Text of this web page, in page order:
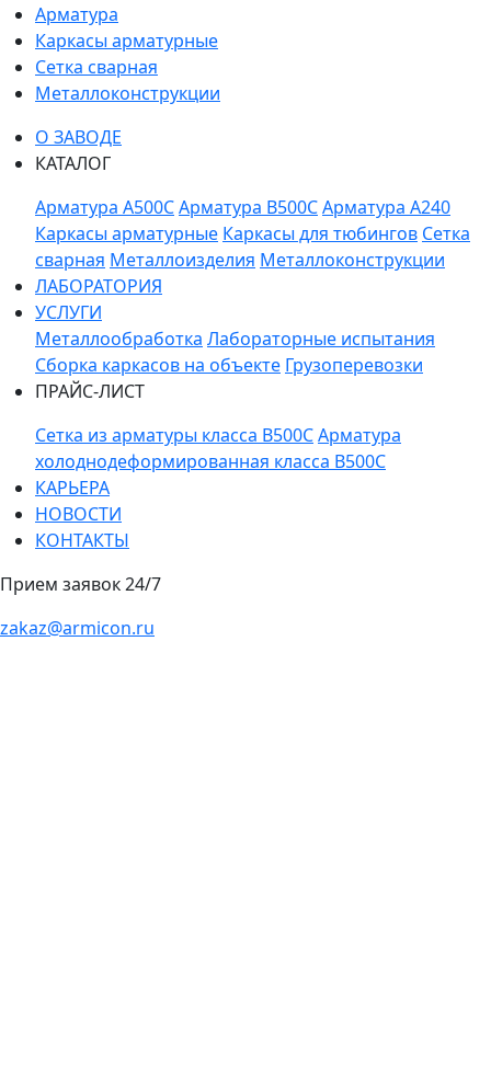
Арматура
Каркасы арматурные
Сетка сварная
Металлоконструкции
О ЗАВОДЕ
КАТАЛОГ
Арматура A500CАрматура B500CАрматура A240
Каркасы арматурные Каркасы для тюбингов Сетка
сварная Металлоизделия Металлоконструкции
ЛАБОРАТОРИЯ
УСЛУГИ
Металлообработка Лабораторные испытания
Сборка каркасов на объекте Грузоперевозки
ПРАЙС-ЛИСТ
Сетка из арматуры класса В500САрматура
холоднодеформированная класса В500С
КАРЬЕРА
НОВОСТИ
КОНТАКТЫ
Прием заявок 24/7
zakaz@armicon.ru